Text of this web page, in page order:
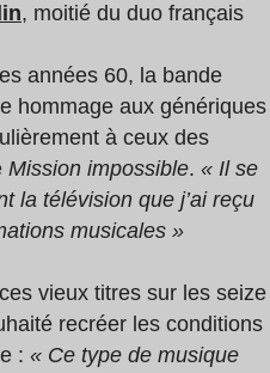
, moitié du duo français
années 60, la bande
hommage aux génériques
à ceux des
Mission impossible. « Il se
la télévision que j’ai reçu
musicales »
vieux titres sur les seize
recréer les conditions
: « Ce type de musique